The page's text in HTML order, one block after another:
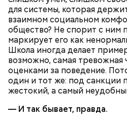
для системы, которая
взаимном социальном
общество? Не спорит с ним
маркирует его как
Школа иногда делает
возможно, самая тревожная
оценками за поведение.
один и тот же: под санкции
жестокий, а самый
— И так бывает, правда.
мука:
растительное масло;
кабачки;
баклажаны.